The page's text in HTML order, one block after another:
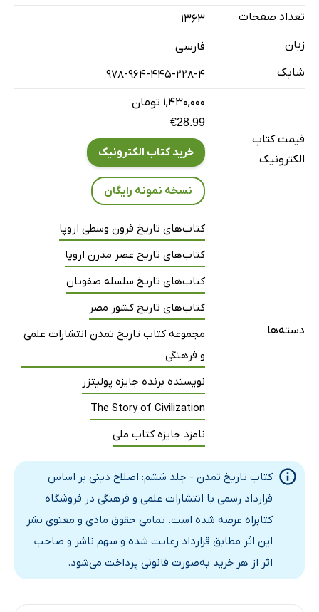
IV ادبیات جدید
فصل سوم: محاصره فرانسه 1300-1461
III مرگ سیاه و بلیات دیگر: 1348-1349
فصل چهارم: ققنوس گالیا 1453-1515
فصل پنجم: انگلستان در قرن پانزدهم 1399-1509
I پادشاهان
VI ککستن و ملری
تعداد صفحات
1363
زبان
فارسی
شابک
978-964-445-228-4
قیمت کتاب
الکترونیک
۱,۴۳۰,۰۰۰ تومان
€28.99
خرید کتاب الکترونیک
نسخه نمونه رایگان
دسته‌ها
کتاب‌های تاریخ قرون وسطی اروپا
کتاب‌های تاریخ عصر مدرن اروپا
کتاب‌های تاریخ سلسله صفویان
کتاب‌های تاریخ کشور مصر
مجموعه کتاب تاریخ تمدن انتشارات علمی
و فرهنگی
نویسنده برنده جایزه پولیتزر
The Story of Civilization
نامزد جایزه کتاب ملی
کتاب تاریخ تمدن - جلد ششم: اصلاح دینی بر اساس
قرارداد رسمی با انتشارات علمی و فرهنگی در فروشگاه
کتابراه عرضه شده است. تمامی حقوق مادی و معنوی نشر
این اثر مطابق قرارداد رعایت شده و سهم ناشر و صاحب
اثر از هر خرید به‌صورت قانونی پرداخت می‌شود.